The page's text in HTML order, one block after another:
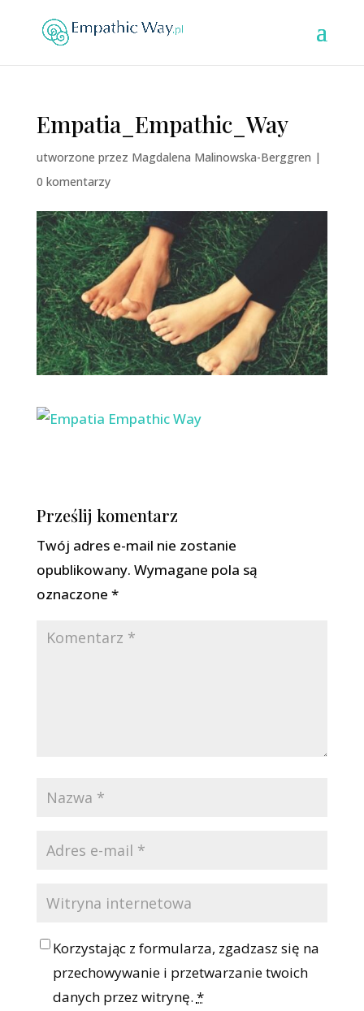
Empatia_Empathic_Way
utworzone przez Magdalena Malinowska-Berggren |
0 komentarzy
Prześlij komentarz
Twój adres e-mail nie zostanie
opublikowany. Wymagane pola są
oznaczone *
Korzystając z formularza, zgadzasz się na
przechowywanie i przetwarzanie twoich
danych przez witrynę. *